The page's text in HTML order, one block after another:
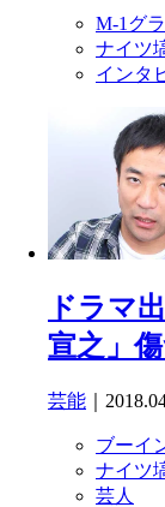
M-1グ
ナイツ
インタ
ドラマ
宣之」
芸能 ｜
ブーイ
ナイツ
芸人